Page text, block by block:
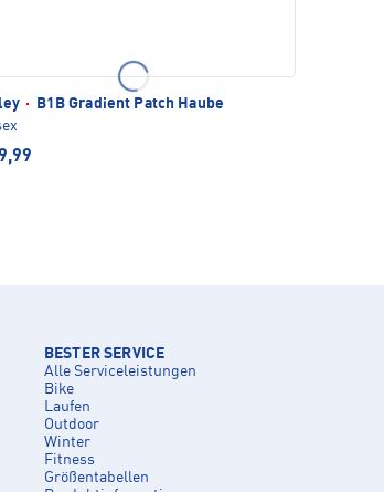
·
B1B Gradient Patch Haube
BESTER SERVICE
Alle Serviceleistungen
Bike
Laufen
Outdoor
Winter
Fitness
Größentabellen